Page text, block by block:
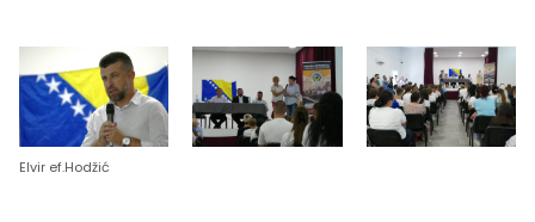
Elvir ef.Hodžić